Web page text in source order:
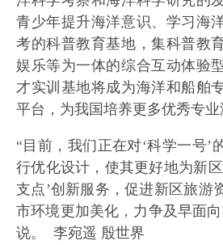
青少年提升海洋意识、学习海
考的科普教育基地，集科普教
娱乐等为一体的综合互动体验
才实训基地将成为海洋和船舶
平台，为我国培养更多优秀专业
“目前，我们正在对‘科学一号’
行优化设计，使其更好地为新
支点’创新服务，促进新区旅游
市环境更加美化，力争及早面
说。 李宛遥 殷世界